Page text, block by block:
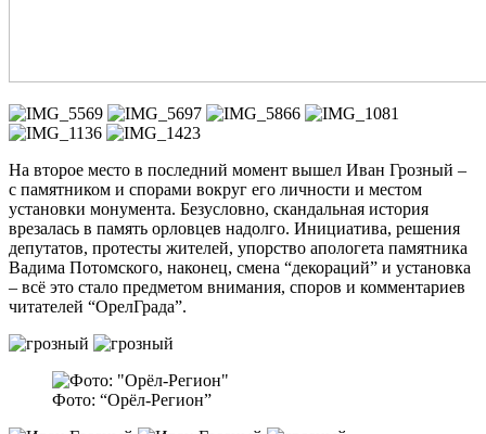
На второе место в последний момент вышел Иван Грозный –
с памятником и спорами вокруг его личности и местом
установки монумента. Безусловно, скандальная история
врезалась в память орловцев надолго. Инициатива, решения
депутатов, протесты жителей, упорство апологета памятника
Вадима Потомского, наконец, смена “декораций” и установка
– всё это стало предметом внимания, споров и комментариев
читателей “ОрелГрада”.
Фото: “Орёл-Регион”